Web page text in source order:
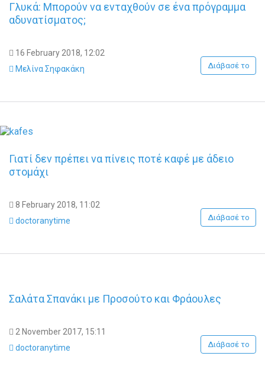
Γλυκά: Μπορούν να ενταχθούν σε ένα πρόγραμμα
αδυνατίσματος;
16 February 2018, 12:02
Μελίνα Σηφακάκη
Διάβασέ το
Γιατί δεν πρέπει να πίνεις ποτέ καφέ με άδειο
στομάχι
8 February 2018, 11:02
doctoranytime
Διάβασέ το
Σαλάτα Σπανάκι με Προσούτο και Φράουλες
2 November 2017, 15:11
doctoranytime
Διάβασέ το